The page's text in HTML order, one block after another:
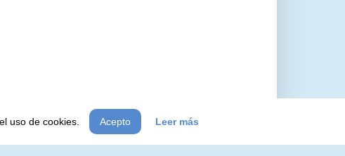
uso de cookies. Acepto Leer más